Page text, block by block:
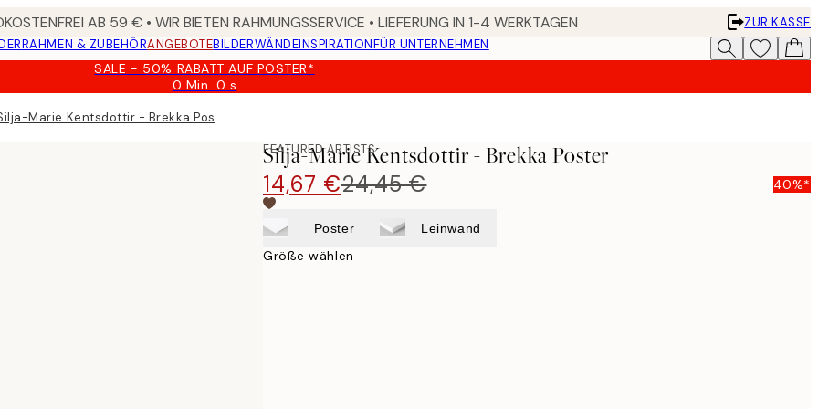
AB 59 € • WIR BIETEN RAHMUNGSSERVICE • LIEFERUNG IN 1-4 WERKTAGEN
ZUR KASSE
RAHMEN & ZUBEHÖRANGEBOTEBILDERWÄNDEINSPIRATIONFÜR UNTERNEHMEN
SALE - 50% RABATT AUF POSTER*
0 Min. 0 s
Gültig
2026-
Marie Kentsdottir - Brekka Poster
FEATURED ARTISTS
Silja-Marie Kentsdottir - Brekka Poster
14,67 €24,45 € 40%*
Poster Leinwand
Größe wählen